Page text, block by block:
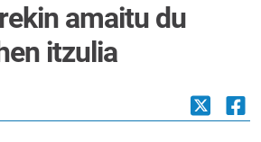
amaitu du
itzulia